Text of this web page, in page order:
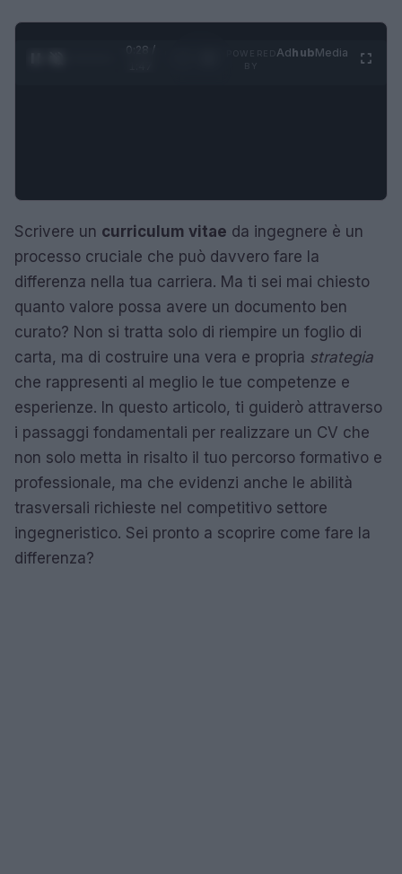
0:29 /
AdhubMedia
Scrivere un curriculum vitae da ingegnere è un
processo cruciale che può davvero fare la
differenza nella tua carriera. Ma ti sei mai chiesto
quanto valore possa avere un documento ben
curato? Non si tratta solo di riempire un foglio di
carta, ma di costruire una vera e propria strategia
che rappresenti al meglio le tue competenze e
esperienze. In questo articolo, ti guiderò attraverso
i passaggi fondamentali per realizzare un CV che
non solo metta in risalto il tuo percorso formativo e
professionale, ma che evidenzi anche le abilità
trasversali richieste nel competitivo settore
ingegneristico. Sei pronto a scoprire come fare la
differenza?